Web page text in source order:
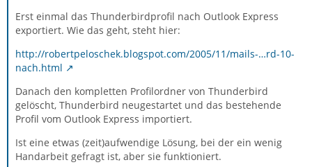
Erst einmal das Thunderbirdprofil nach Outlook Express
exportiert. Wie das geht, steht hier:
http://robertpeloschek.blogspot.com/2005/11/mails-…rd-10-
nach.html
Danach den kompletten Profilordner von Thunderbird
gelöscht, Thunderbird neugestartet und das bestehende
Profil vom Outlook Express importiert.
Ist eine etwas (zeit)aufwendige Lösung, bei der ein wenig
Handarbeit gefragt ist, aber sie funktioniert.